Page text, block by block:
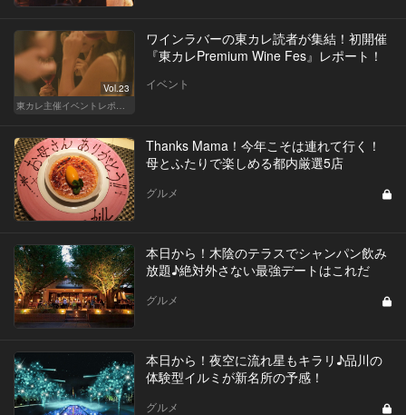
Vol.23
東カレ主催イベントレポート
ワインラバーの東カレ読者が集結！初開催
『東カレPremium Wine Fes』レポート！
イベント
Thanks Mama！今年こそは連れて行く！
母とふたりで楽しめる都内厳選5店
グルメ
本日から！木陰のテラスでシャンパン飲み
放題♪絶対外さない最強デートはこれだ
グルメ
本日から！夜空に流れ星もキラリ♪品川の
体験型イルミが新名所の予感！
グルメ